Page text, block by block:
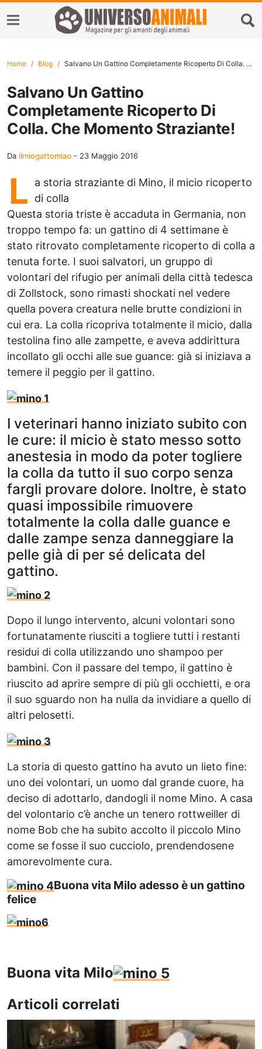
Home Blog Salvano Un Gattino Completamente Ricoperto Di Colla. Che Momento Straziante!
Salvano Un Gattino
Completamente Ricoperto Di
Colla. Che Momento Straziante!
Da ilmiogattomiao - 23 Maggio 2016
L
a storia straziante di Mino, il micio ricoperto
di colla
Questa storia triste è accaduta in Germania, non
troppo tempo fa: un gattino di 4 settimane è
stato ritrovato completamente ricoperto di colla a
tenuta forte. I suoi salvatori, un gruppo di
volontari del rifugio per animali della città tedesca
di Zollstock, sono rimasti shockati nel vedere
quella povera creatura nelle brutte condizioni in
cui era. La colla ricopriva totalmente il micio, dalla
testolina fino alle zampette, e aveva addirittura
incollato gli occhi alle sue guance: già si iniziava a
temere il peggio per il gattino.
I veterinari hanno iniziato subito con
le cure: il micio è stato messo sotto
anestesia in modo da poter togliere
la colla da tutto il suo corpo senza
fargli provare dolore. Inoltre, è stato
quasi impossibile rimuovere
totalmente la colla dalle guance e
dalle zampe senza danneggiare la
pelle già di per sé delicata del
gattino.
Dopo il lungo intervento, alcuni volontari sono
fortunatamente riusciti a togliere tutti i restanti
residui di colla utilizzando uno shampoo per
bambini. Con il passare del tempo, il gattino è
riuscito ad aprire sempre di più gli occhietti, e ora
il suo sguardo non ha nulla da invidiare a quello di
altri pelosetti.
La storia di questo gattino ha avuto un lieto fine:
uno dei volontari, un uomo dal grande cuore, ha
deciso di adottarlo, dandogli il nome Mino. A casa
del volontario c’è anche un tenero rottweiller di
nome Bob che ha subito accolto il piccolo Mino
come se fosse il suo cucciolo, prendendosene
amorevolmente cura.
Buona vita Milo adesso è un gattino
felice
Buona vita Milo
Articoli correlati